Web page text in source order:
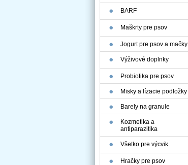
BARF
Maškrty pre psov
Jogurt pre psov a mačky
Výživové doplnky
Probiotika pre psov
Misky a lízacie podložky
Barely na granule
Kozmetika a
antiparazitika
Všetko pre výcvik
Hračky pre psov